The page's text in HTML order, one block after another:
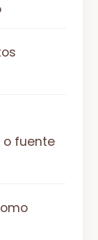
fuente